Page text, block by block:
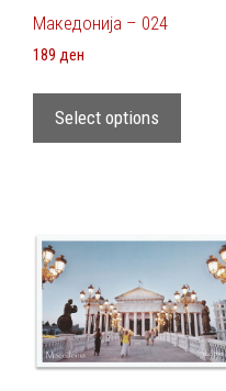
Македонија – 024
189 ден
Select options